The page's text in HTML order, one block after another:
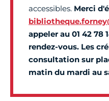
accessibles. Merci
appeler au 01 42 78
rendez-vous. Les
consultation sur
matin du mardi au